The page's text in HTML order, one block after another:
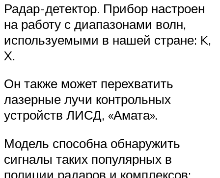
Радар-детектор. Прибор настроен
на работу с диапазонами волн,
используемыми в нашей стране: K,
X.
Он также может перехватить
лазерные лучи контрольных
устройств ЛИСД, «Амата».
Модель способна обнаружить
сигналы таких популярных в
полиции радаров и комплексов: